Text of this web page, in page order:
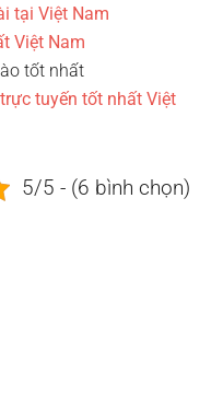
tại Việt Nam
Việt Nam
tốt nhất
tuyến tốt nhất Việt
5/5 - (6 bình chọn)